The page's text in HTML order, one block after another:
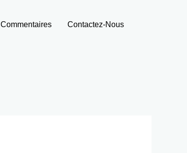
Commentaires Contactez-Nous